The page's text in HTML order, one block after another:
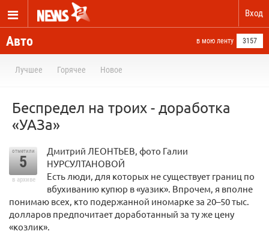
Вход
Авто в мою ленту 3157
Лучшее Горячее Новое
Беспредел на троих - доработка
«УАЗа»
отметили
5
в архиве
Дмитрий ЛЕОНТЬЕВ, фото Галии
НУРСУЛТАНОВОЙ
Есть люди, для которых не существует границ по
вбухиванию купюр в «уазик». Впрочем, я вполне
понимаю всех, кто подержанной иномарке за 20–50 тыс.
долларов предпочитает доработанный за ту же цену
«козлик».